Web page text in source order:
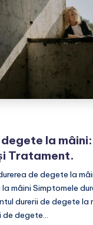
la
Tratament.
de degete la
mâini Simptomele
durerii de degete la
de degete…